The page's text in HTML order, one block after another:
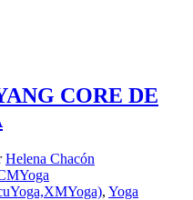
CORE DE
Helena Chacón
, Yoga